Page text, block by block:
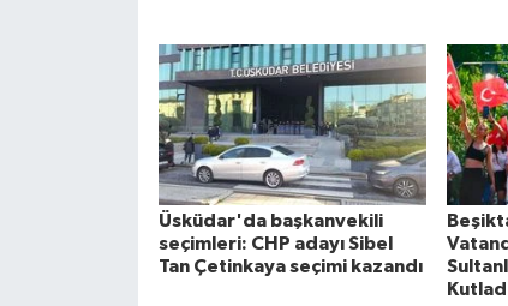
Üsküdar'da başkanvekili
seçimleri: CHP adayı Sibel
Tan Çetinkaya seçimi kazandı